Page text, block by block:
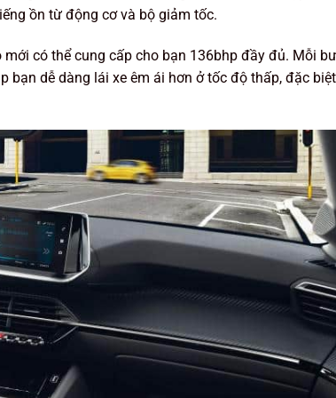
ồn từ động cơ và bộ giảm tốc.
có thể cung cấp cho bạn 136bhp đầy đủ. Mỗi
dễ dàng lái xe êm ái hơn ở tốc độ thấp, đặc